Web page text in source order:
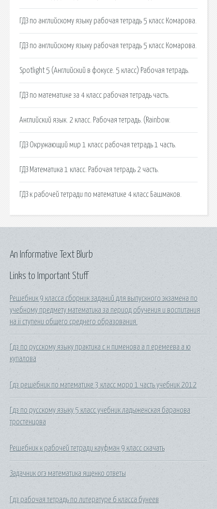
ГДЗ по английскому языку рабочая тетрадь 5 класс Комарова.
ГДЗ по английскому языку рабочая тетрадь 5 класс Комарова.
Spotlight 5 (Английский в фокусе. 5 класс) Рабочая тетрадь.
ГДЗ по математике за 4 класс рабочая тетрадь часть.
Английский язык. 2 класс. Рабочая тетрадь. (Rainbow.
ГДЗ Окружающий мир 1 класс рабочая тетрадь 1 часть.
ГДЗ Математика 1 класс. Рабочая тетрадь 2 часть.
ГДЗ к рабочей тетради по математике 4 класс Башмаков.
Links to Important Stuff
Решебник 9 класса сборник заданий для выпускного экзамена по
учебному предмету математика за период обучения и воспитания
на ii ступени общего среднего образования.
Гдз по русскому языку практика с н пименова а п еремеева а ю
купалова
Гдз решебник по математике 3 класс моро 1 часть учебник 2012
Гдз по русскому языку 5 класс учебник ладыженская баранова
тростенцова
Решебник к рабочей тетради кауфман 9 класс скачать
Задачник огэ математика ященко ответы
Гдз рабочая тетрадь по литературе 6 класса бунеев
An Informative Text Blurb